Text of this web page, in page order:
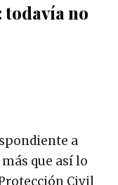
no
a
que así lo
Civil